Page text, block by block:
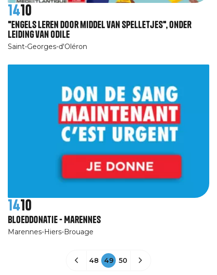
1410
"Engels leren door middel van spelletjes", onder
leiding van Odile
Saint-Georges-d'Oléron
1410
Bloeddonatie - Marennes
Marennes-Hiers-Brouage
48 49 50